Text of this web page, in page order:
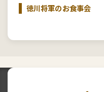
徳川将軍のお食事会